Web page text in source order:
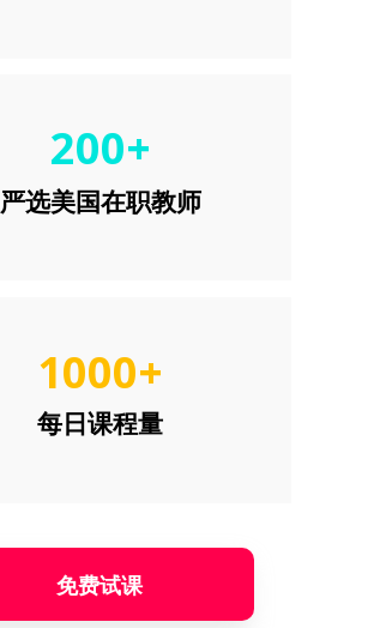
1000+
每日课程量
免费试课
严选美国在职教师
200+